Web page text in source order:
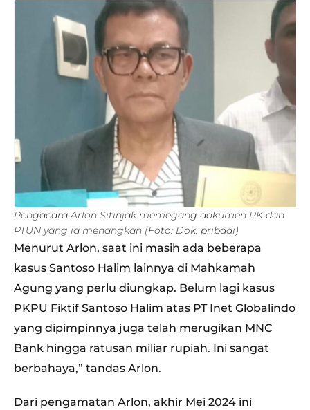
Pengacara Arlon Sitinjak memegang dokumen PK dan
PTUN yang ia menangkan (Foto: Dok. pribadi)
Menurut Arlon, saat ini masih ada beberapa
kasus Santoso Halim lainnya di Mahkamah
Agung yang perlu diungkap. Belum lagi kasus
PKPU Fiktif Santoso Halim atas PT Inet Globalindo
yang dipimpinnya juga telah merugikan MNC
Bank hingga ratusan miliar rupiah. Ini sangat
berbahaya,” tandas Arlon.
Dari pengamatan Arlon, akhir Mei 2024 ini